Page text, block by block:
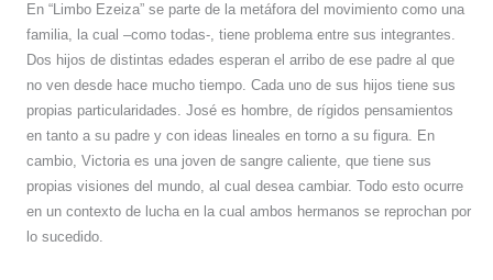
En “Limbo Ezeiza” se parte de la metáfora del movimiento como una
familia, la cual –como todas-, tiene problema entre sus integrantes.
Dos hijos de distintas edades esperan el arribo de ese padre al que
no ven desde hace mucho tiempo. Cada uno de sus hijos tiene sus
propias particularidades. José es hombre, de rígidos pensamientos
en tanto a su padre y con ideas lineales en torno a su figura. En
cambio, Victoria es una joven de sangre caliente, que tiene sus
propias visiones del mundo, al cual desea cambiar. Todo esto ocurre
en un contexto de lucha en la cual ambos hermanos se reprochan por
lo sucedido.